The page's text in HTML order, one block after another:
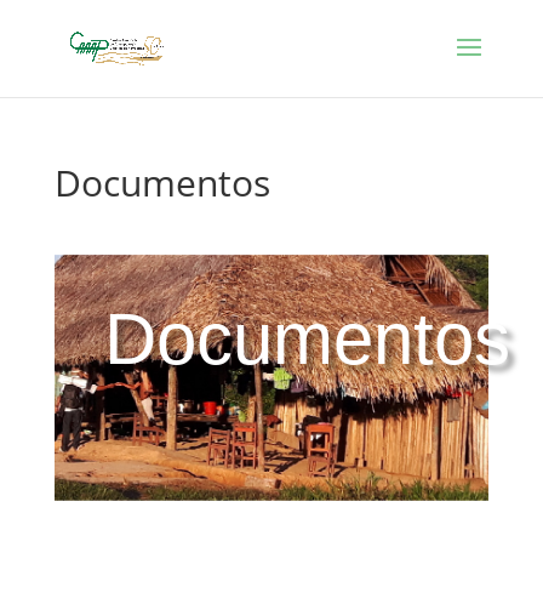
Documentos
Documentos